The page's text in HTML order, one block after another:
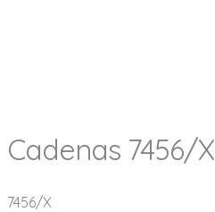
Cadenas 7456/X
7456/X